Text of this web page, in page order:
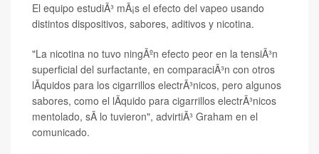
El equipo estudiÃ³ mÃ¡s el efecto del vapeo usando
distintos dispositivos, sabores, aditivos y nicotina.
"La nicotina no tuvo ningÃºn efecto peor en la tensiÃ³n
superficial del surfactante, en comparaciÃ³n con otros
lÃ­quidos para los cigarrillos electrÃ³nicos, pero algunos
sabores, como el lÃ­quido para cigarrillos electrÃ³nicos
mentolado, sÃ­ lo tuvieron", advirtiÃ³ Graham en el
comunicado.